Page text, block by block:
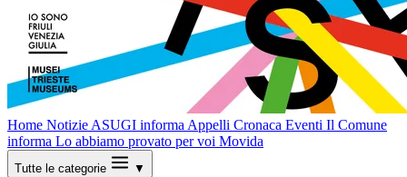
Home Notizie ASUGI informa Appelli Cronaca Eventi Il Comune
informa Lo abbiamo provato per voi Movida
Tutte le categorie ▼